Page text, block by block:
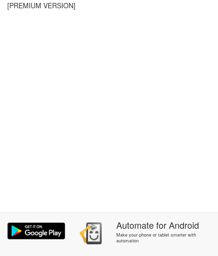
[PREMIUM VERSION]
AutomateforAndroid
Make your phone or tablet smarter with
automation